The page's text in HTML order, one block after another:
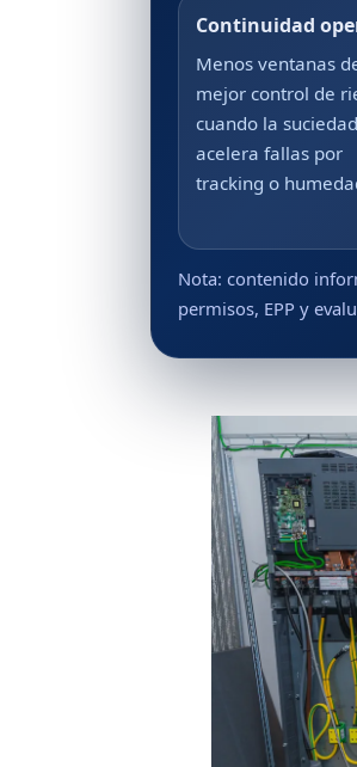
Continuidad
Menos ventanas
mejor control de
cuando la suciedad
acelera fallas por
tracking o
Nota: contenido
permisos, EPP y